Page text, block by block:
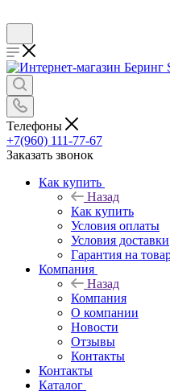
Телефоны
+7(960) 111-77-67
Заказать звонок
Как купить
Назад
Как купить
Условия оплаты
Условия доставки
Гарантия на
Компания
Назад
Компания
О компании
Новости
Отзывы
Контакты
Контакты
Каталог